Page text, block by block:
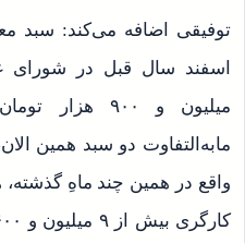
میلیون و ۹۰۰
واقع در همین چند ماهِ گذشته،